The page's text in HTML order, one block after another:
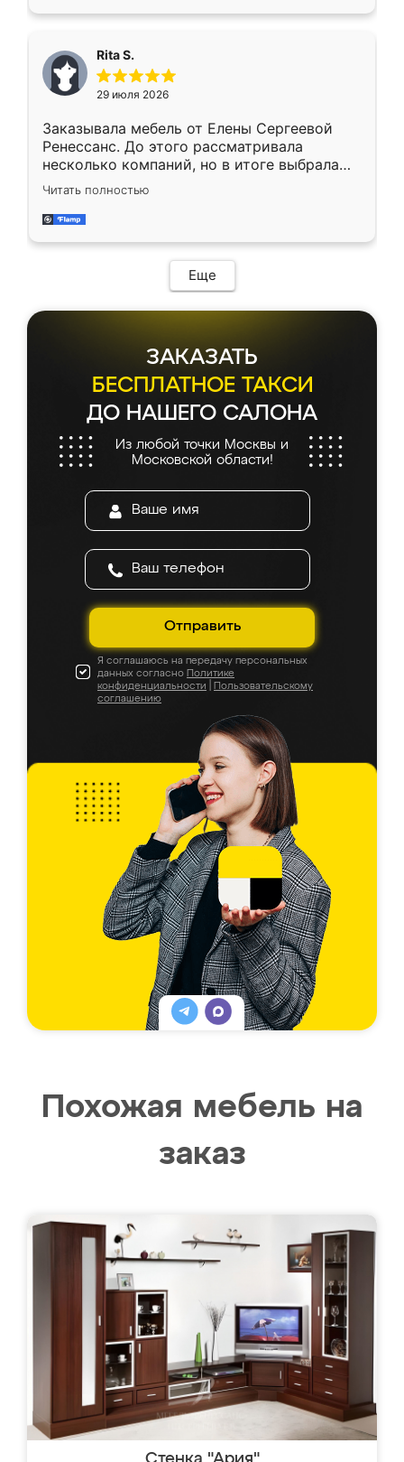
каких-либо доработок. Качеством осталась
довольна, все выглядит так, как и ожидала.
Rita S.
29 июля 2026
Заказывала мебель от Елены Сергеевой
Ренессанс. До этого рассматривала
несколько компаний, но в итоге выбрала
эту. Сначала обговорили условия, потом
приехал замерщик, всё спокойно объяснил
и снял размеры. Изготовили в срок, с
мебель сразу встала на свое место без
каких-либо доработок. Качеством осталась
довольна, все выглядит так, как и ожидала.
Читать полностью
Еще
ЗАКАЗАТЬ
БЕСПЛАТНОЕ ТАКСИ
ДО НАШЕГО САЛОНА
Из любой точки Москвы и
Московской области!
Отправить
Я соглашаюсь на передачу персональных
данных согласно Политике
конфиденциальности
Пользовательскому
соглашению
Похожая мебель на
заказ